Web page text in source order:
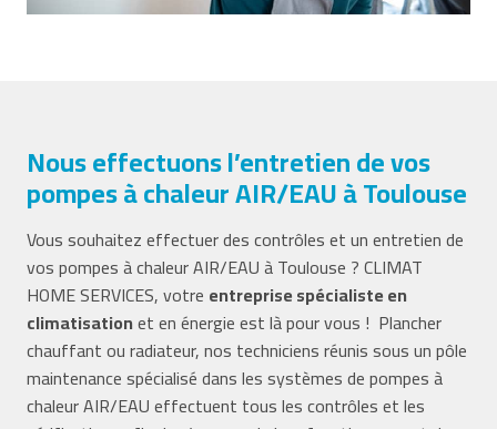
Nous effectuons l’entretien de vos
pompes à chaleur AIR/EAU à Toulouse
Vous souhaitez effectuer des contrôles et un entretien de
vos pompes à chaleur AIR/EAU à Toulouse ? CLIMAT
HOME SERVICES, votre entreprise spécialiste en
climatisationet en énergie est là pour vous ! Plancher
chauffant ou radiateur, nos techniciens réunis sous un pôle
maintenance spécialisé dans les systèmes de pompes à
chaleur AIR/EAU effectuent tous les contrôles et les